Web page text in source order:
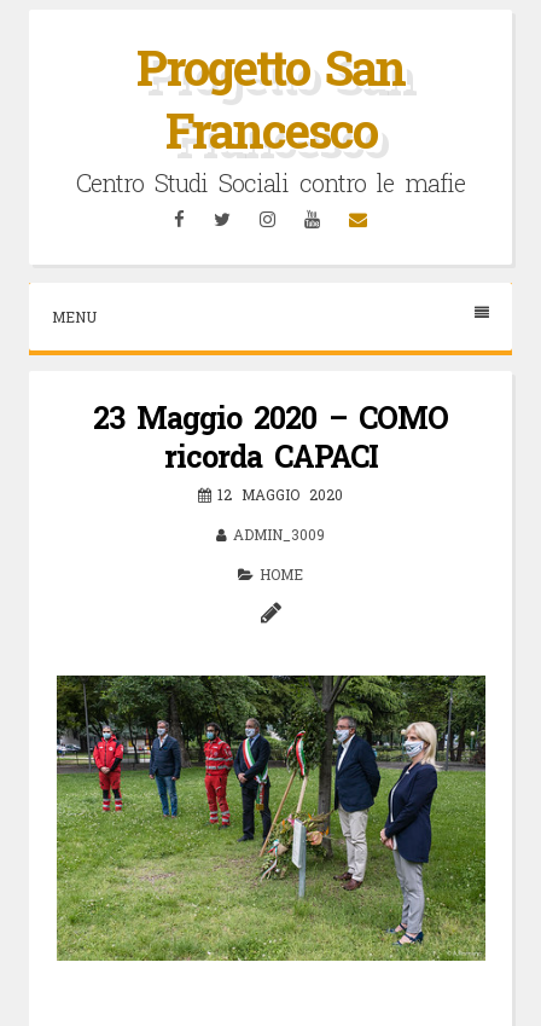
Progetto San
Francesco
Centro Studi Sociali contro le mafie
FacebookTwitterInstagramYouTubeEmail
MENU
23 Maggio 2020 – COMO
ricorda CAPACI
12 MAGGIO 2020
ADMIN_3009
HOME